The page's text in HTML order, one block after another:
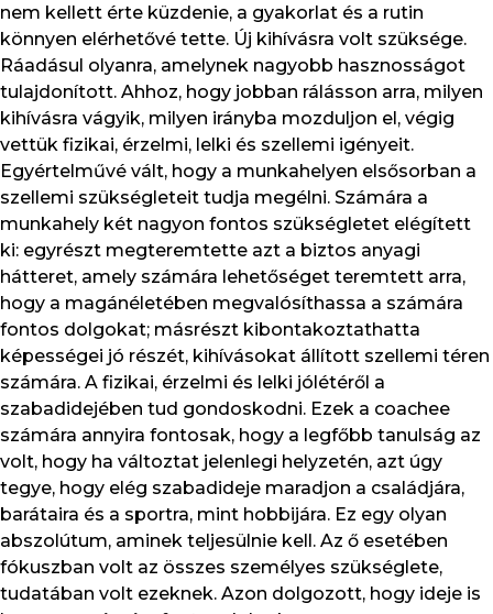
nem kellett érte küzdenie, a gyakorlat és a rutin
könnyen elérhetővé tette. Új kihívásra volt szüksége.
Ráadásul olyanra, amelynek nagyobb hasznosságot
tulajdonított. Ahhoz, hogy jobban rálásson arra, milyen
kihívásra vágyik, milyen irányba mozduljon el, végig
vettük fizikai, érzelmi, lelki és szellemi igényeit.
Egyértelművé vált, hogy a munkahelyen elsősorban a
szellemi szükségleteit tudja megélni. Számára a
munkahely két nagyon fontos szükségletet elégített
ki: egyrészt megteremtette azt a biztos anyagi
hátteret, amely számára lehetőséget teremtett arra,
hogy a magánéletében megvalósíthassa a számára
fontos dolgokat; másrészt kibontakoztathatta
képességei jó részét, kihívásokat állított szellemi téren
számára. A fizikai, érzelmi és lelki jólétéről a
szabadidejében tud gondoskodni. Ezek a coachee
számára annyira fontosak, hogy a legfőbb tanulság az
volt, hogy ha változtat jelenlegi helyzetén, azt úgy
tegye, hogy elég szabadideje maradjon a családjára,
barátaira és a sportra, mint hobbijára. Ez egy olyan
abszolútum, aminek teljesülnie kell. Az ő esetében
fókuszban volt az összes személyes szükséglete,
tudatában volt ezeknek. Azon dolgozott, hogy ideje is